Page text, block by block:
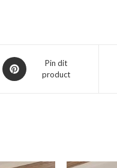
Opent
in
Pin dit
product